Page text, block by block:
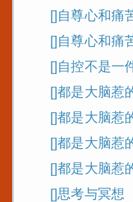
[]自尊心和痛
[]自尊心和痛
[]自控不是一
[]都是大脑惹
[]都是大脑惹
[]都是大脑惹
[]都是大脑惹
[]思考与冥想